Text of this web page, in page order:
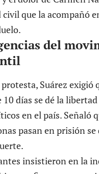
civil que la acompañó
del
Suárez exigió
días se dé la
en el país. Señaló
pasan en prisión
insistieron en la